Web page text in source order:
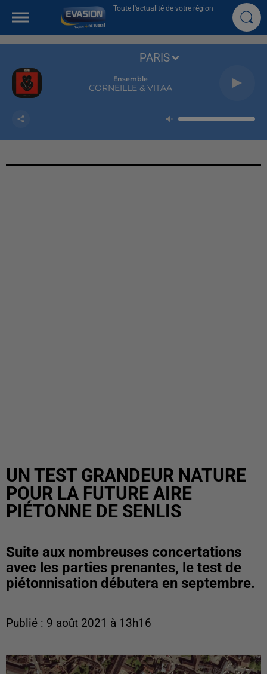
Toute l'actualité de votre région
Ensemble
CORNEILLE & VITAA
PARIS
UN TEST GRANDEUR NATURE
POUR LA FUTURE AIRE
PIÉTONNE DE SENLIS
Suite aux nombreuses concertations
avec les parties prenantes, le test de
piétonnisation débutera en septembre.
Publié : 9 août 2021 à 13h16